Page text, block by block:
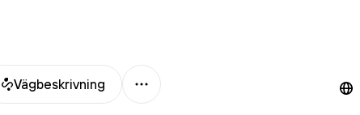
Vägbeskrivning
Mer